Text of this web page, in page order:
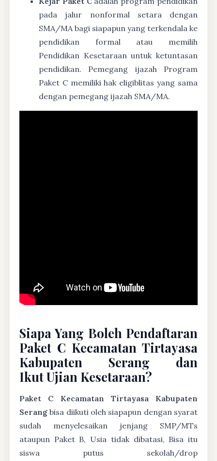
pada jalur nonformal setara dengan
SMA/MA bagi siapapun yang terkendala ke
pendidikan formal atau memilih
Pendidikan Kesetaraan untuk ketuntasan
pendidikan. Pemegang ijazah Program
Paket C memiliki hak eligiblitas yang sama
dengan pemegang ijazah SMA/MA.
Siapa Yang Boleh Pendaftaran
Paket C Kecamatan Tirtayasa
Kabupaten Serang dan
Ikut Ujian Kesetaraan?
Paket C Kecamatan Tirtayasa Kabupaten
Serang bisa diikuti oleh siapapun dengan syarat
sudah menyelesaikan jenjang SMP/MTs
ataupun Paket B, Usia tidak dibatasi, Bisa itu
siswa putus sekolah/drop